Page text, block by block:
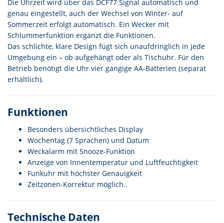
Die Uhrzeit wird über das DCF77 Signal automatisch und
genau eingestellt, auch der Wechsel von Winter- auf
Sommerzeit erfolgt automatisch. Ein Wecker mit
Schlummerfunktion ergänzt die Funktionen.
Das schlichte, klare Design fügt sich unaufdringlich in jede
Umgebung ein – ob aufgehängt oder als Tischuhr. Für den
Betrieb benötigt die Uhr vier gängige AA-Batterien (separat
erhältlich).
Funktionen
Besonders übersichtliches Display
Wochentag (7 Sprachen) und Datum
Weckalarm mit Snooze-Funktion
Anzeige von Innentemperatur und Luftfeuchtigkeit
Funkuhr mit höchster Genauigkeit
Zeitzonen-Korrektur möglich..
Technische Daten